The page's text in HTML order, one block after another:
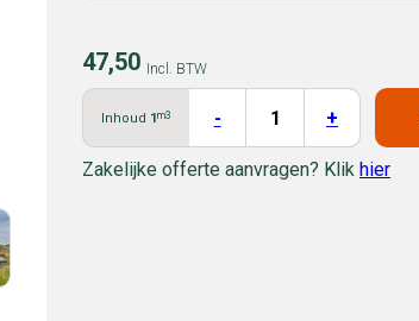
47,50 Incl. BTW
Inhoud 1 m3 - +
Zakelijke offerte aanvragen? Klik hier